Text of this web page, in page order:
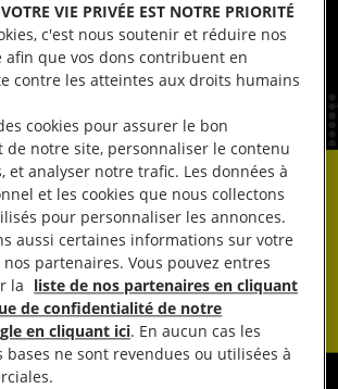
VIE PRIVÉE EST NOTRE PRIORITÉ
c'est nous soutenir et réduire nos
afin que vos dons contribuent en
contre les atteintes aux droits humains
cookies pour assurer le bon
notre site, personnaliser le contenu
et analyser notre trafic. Les données à
et les cookies que nous collectons
pour personnaliser les annonces.
aussi certaines informations sur votre
partenaires. Vous pouvez entres
la liste de nos partenaires en cliquant
de confidentialité de notre
en cliquant ici. En aucun cas les
bases ne sont revendues ou utilisées à